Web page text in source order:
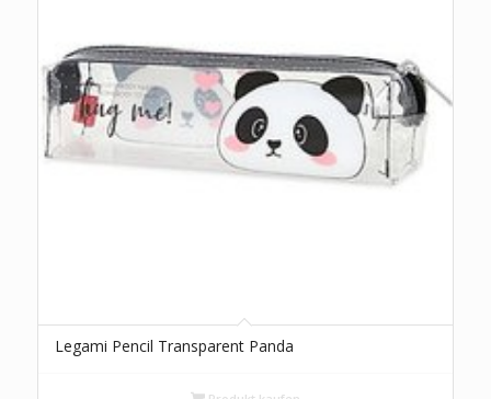
Legami Pencil Transparent Panda